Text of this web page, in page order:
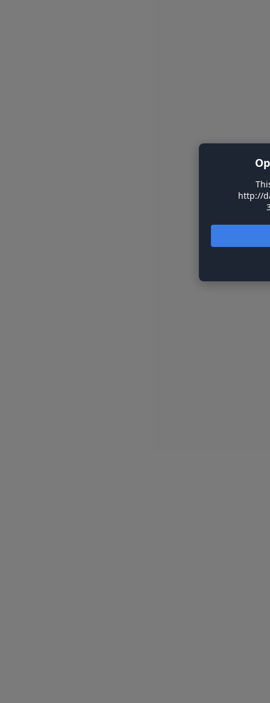
http://